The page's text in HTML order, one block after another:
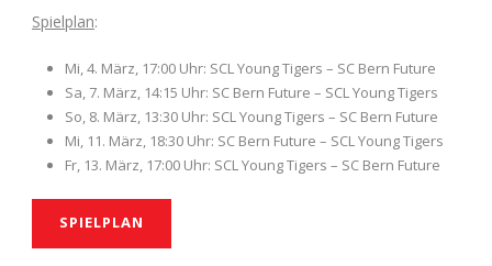
Spielplan:
Mi, 4. März, 17:00 Uhr: SCL Young Tigers – SC Bern Future
Sa, 7. März, 14:15 Uhr: SC Bern Future – SCL Young Tigers
So, 8. März, 13:30 Uhr: SCL Young Tigers – SC Bern Future
Mi, 11. März, 18:30 Uhr: SC Bern Future – SCL Young Tigers
Fr, 13. März, 17:00 Uhr: SCL Young Tigers – SC Bern Future
SPIELPLAN